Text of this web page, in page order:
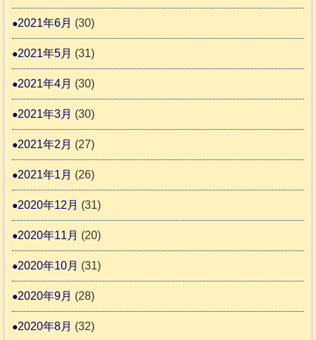
2021年6月 (30)
2021年5月 (31)
2021年4月 (30)
2021年3月 (30)
2021年2月 (27)
2021年1月 (26)
2020年12月 (31)
2020年11月 (20)
2020年10月 (31)
2020年9月 (28)
2020年8月 (32)